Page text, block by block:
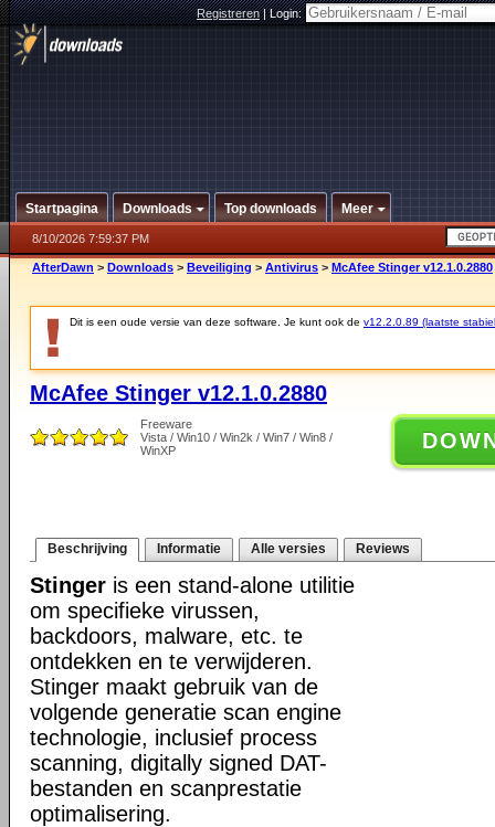
Registreren|Login:
Startpagina Downloads Top downloads Meer
8/10/2026 7:59:37 PM
AfterDawn > Downloads > Beveiliging > Antivirus > McAfee Stinger v12.1.0.2880
Dit is een oude versie van deze software. Je kunt ook de v12.2.0.89 (laatste
McAfee Stinger v12.1.0.2880
Freeware
Vista / Win10 / Win2k / Win7 / Win8 /
WinXP
Beschrijving Informatie Alle versies Reviews
Stinger is een stand-alone utilitie
om specifieke virussen,
backdoors, malware, etc. te
ontdekken en te verwijderen.
Stinger maakt gebruik van de
volgende generatie scan engine
technologie, inclusief process
scanning, digitally signed DAT-
bestanden en scanprestatie
optimalisering.